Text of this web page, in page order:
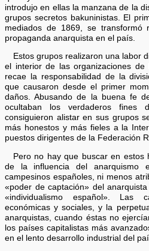
introdujo en ellas la manzana de la
grupos secretos bakuninistas. El
mediados de 1869, se transformó
propaganda anarquista en el país.
Estos grupos realizaron una labor
el interior de las organizaciones
recae la responsabilidad de la
que causaron desde el primer
daños. Abusando de la buena fe
ocultaban los verdaderos fines
consiguieron alistar en sus grupos
más honestos y más fieles a la
puestos dirigentes de la Federación
Pero no hay que buscar en estos
de la influencia del anarquismo
campesinos españoles, ni menos
«poder de captación» del
«individualismo español». Las
económicas y sociales, y la
anarquistas, cuando éstas no
los países capitalistas más
en el lento desarrollo industrial del